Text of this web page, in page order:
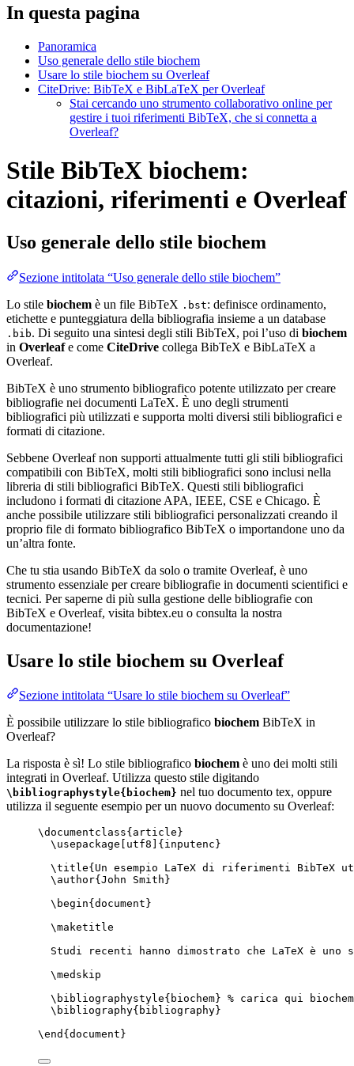
In questa pagina
Panoramica
Uso generale dello stile biochem
Usare lo stile biochem su Overleaf
CiteDrive: BibTeX e BibLaTeX per Overleaf
Stai cercando uno strumento collaborativo online per
gestire i tuoi riferimenti BibTeX, che si connetta a
Overleaf?
Stile BibTeX biochem:
citazioni, riferimenti e Overleaf
Uso generale dello stile biochem
Sezione intitolata “Uso generale dello stile biochem”
Lo stile biochem è un file BibTeX .bst: definisce ordinamento,
etichette e punteggiatura della bibliografia insieme a un database
.bib. Di seguito una sintesi degli stili BibTeX, poi l’uso di biochem
in Overleafe come CiteDrive collega BibTeX e BibLaTeX a
Overleaf.
BibTeX è uno strumento bibliografico potente utilizzato per creare
bibliografie nei documenti LaTeX. È uno degli strumenti
bibliografici più utilizzati e supporta molti diversi stili bibliografici e
formati di citazione.
Sebbene Overleaf non supporti attualmente tutti gli stili bibliografici
compatibili con BibTeX, molti stili bibliografici sono inclusi nella
libreria di stili bibliografici BibTeX. Questi stili bibliografici
includono i formati di citazione APA, IEEE, CSE e Chicago. È
anche possibile utilizzare stili bibliografici personalizzati creando il
proprio file di formato bibliografico BibTeX o importandone uno da
un’altra fonte.
Che tu stia usando BibTeX da solo o tramite Overleaf, è uno
strumento essenziale per creare bibliografie in documenti scientifici e
tecnici. Per saperne di più sulla gestione delle bibliografie con
BibTeX e Overleaf, visita bibtex.eu o consulta la nostra
documentazione!
Usare lo stile biochem su Overleaf
Sezione intitolata “Usare lo stile biochem su Overleaf”
È possibile utilizzare lo stile bibliografico biochem BibTeX in
Overleaf?
La risposta è sì! Lo stile bibliografico biochem è uno dei molti stili
integrati in Overleaf. Utilizza questo stile digitando
\bibliographystyle{biochem} nel tuo documento tex, oppure
utilizza il seguente esempio per un nuovo documento su Overleaf:
\documentclass{ article }
\usepackage
utf8 ]{ inputenc }
\title{Un esempio LaTeX di riferimenti
\author{John Smith}
\begin{ document }
\maketitle
Studi recenti hanno dimostrato che LaTeX è
\medskip
\bibliographystyle{biochem} % carica qui
\bibliography{bibliography}
\end { document }